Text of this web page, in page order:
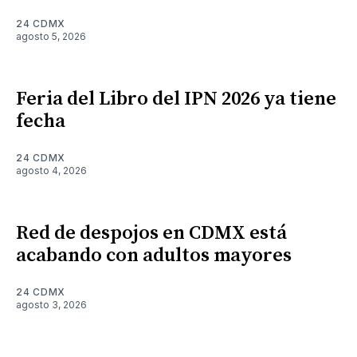
24 CDMX
agosto 5, 2026
Feria del Libro del IPN 2026 ya tiene
fecha
24 CDMX
agosto 4, 2026
Red de despojos en CDMX está
acabando con adultos mayores
24 CDMX
agosto 3, 2026